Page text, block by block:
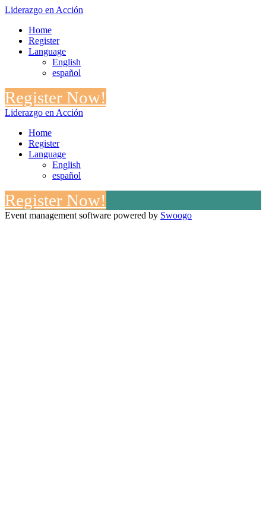
Liderazgo en Acción
Home
Register
Language
English
español
Register Now!
Liderazgo en Acción
Home
Register
Language
English
español
Register Now!
Event management software powered by Swoogo